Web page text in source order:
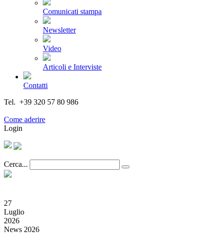
Comunicati stampa
Newsletter
Video
Articoli e Interviste
Contatti
Tel. +39 320 57 80 986
Come aderire
Login
Cerca...
27
Luglio
2026
News 2026